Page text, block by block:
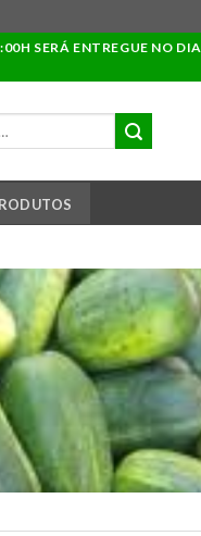
SERÁ ENTREGUE NO
A